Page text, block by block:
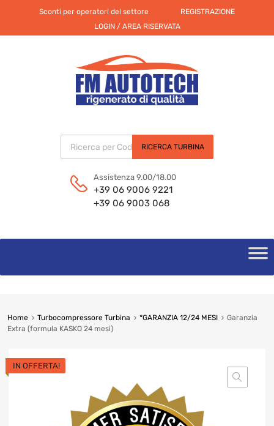
Sconti per operatori del settore
REGISTRAZIONE
LOGIN / AREA RISERVATA
Products search
RICERCA TURBINA
Assistenza 9.00/18.00
+39 06 9006 9221
+39 06 9003 068
content
Home Turbocompressore Turbina *GARANZIA 12/24 MESI
Garanzia
Extra (formula KASKO 24 mesi)
IN OFFERTA!